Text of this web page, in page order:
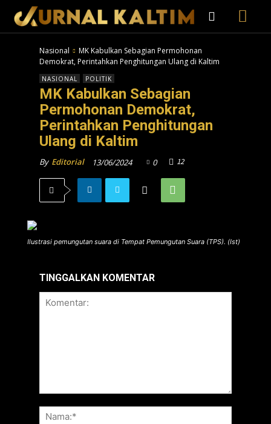
Nasional
MK Kabulkan Sebagian Permohonan
Demokrat, Perintahkan Penghitungan Ulang di Kaltim
NASIONAL POLITIK
MK Kabulkan Sebagian
Permohonan Demokrat,
Perintahkan Penghitungan
Ulang di Kaltim
By Editorial 13/06/2024 0 12
Ilustrasi pemungutan suara di Tempat Pemungutan Suara (TPS). (Ist)
TINGGALKAN KOMENTAR